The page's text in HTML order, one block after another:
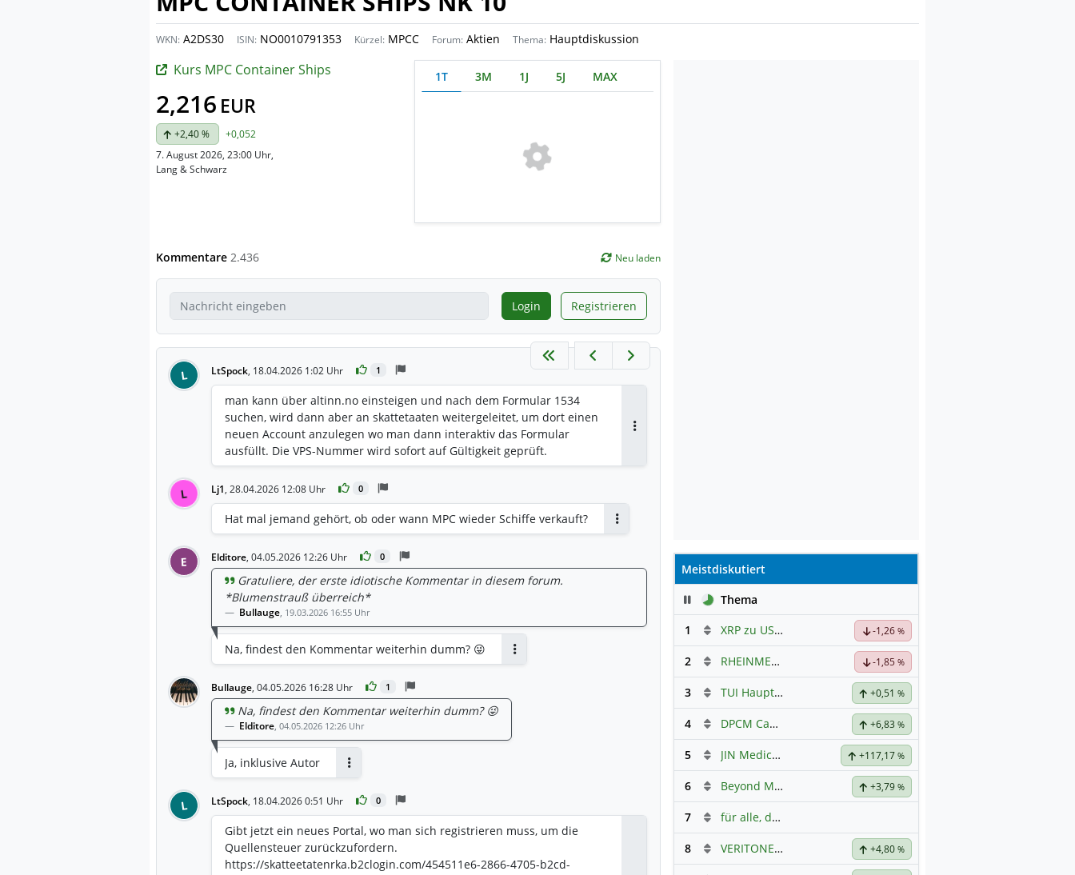
WKN: A2DS30 ISIN: NO0010791353 Kürzel: MPCC Forum: Aktien Thema: Hauptdiskussion
Kurs MPC Container Ships
2,216 EUR
+2,40 %
+0,052
7. August 2026, 23:00 Uhr,
Lang & Schwarz
1T 3M 1J 5J MAX
Kommentare 2.436 Neu laden
Login Registrieren
L LtSpock, 18.04.2026 1:02 Uhr 1
man kann über altinn.no einsteigen und nach dem Formular 1534
suchen, wird dann aber an skattetaaten weitergeleitet, um dort einen
neuen Account anzulegen wo man dann interaktiv das Formular
ausfüllt. Die VPS-Nummer wird sofort auf Gültigkeit geprüft.
L Lj1, 28.04.2026 12:08 Uhr 0
Hat mal jemand gehört, ob oder wann MPC wieder Schiffe verkauft?
E Elditore, 04.05.2026 12:26 Uhr 0
Gratuliere, der erste idiotische Kommentar in diesem forum.
*Blumenstrauß überreich*
Bullauge, 19.03.2026 16:55 Uhr
Na, findest den Kommentar weiterhin dumm? 😜
Bullauge, 04.05.2026 16:28 Uhr 1
Na, findest den Kommentar weiterhin dumm? 😜
Elditore, 04.05.2026 12:26 Uhr
Ja, inklusive Autor
L LtSpock, 18.04.2026 0:51 Uhr 0
Gibt jetzt ein neues Portal, wo man sich registrieren muss, um die
Quellensteuer zurückzufordern.
https://skatteetatenrka.b2clogin.com/454511e6-2866-4705-b2cd-
Meistdiskutiert
PauseThema
1
XRP zu USD -1,26%
2 RHEINMETALL Hauptdiskussion-1,85%
3 TUI Hauptforum +0,51 %
4 DPCM Capital Hauptdiskussion +6,83 %
5 JIN Medical International +117,17%
6 Beyond Meat Hauptdiskussion +3,79%
7 für alle, die es ehrlich meinen beim Traden.
8 VERITONE INC DL-,001 Hauptdiskussion
+4,80%